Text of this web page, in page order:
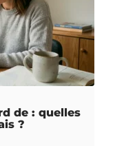
de : quelles
?